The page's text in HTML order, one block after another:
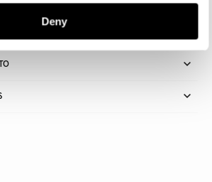
Deny